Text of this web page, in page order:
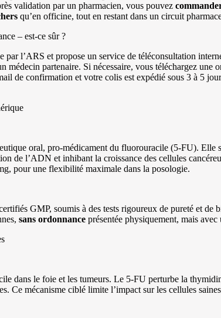
validation par un pharmacien, vous pouvez
qu’en officine, tout en restant dans un circuit
– est-ce sûr ?
par l’ARS et propose un service de téléconsultation
partenaire. Si nécessaire, vous téléchargez une
de confirmation et votre colis est expédié sous 3 à 5
oral, pro-médicament du fluorouracile (5-FU). Elle
de l’ADN et inhibant la croissance des cellules
pour une flexibilité maximale dans la posologie.
GMP, soumis à des tests rigoureux de pureté et de
sans ordonnanceprésentée physiquement, mais
dans le foie et les tumeurs. Le 5-FU perturbe la
Ce mécanisme ciblé limite l’impact sur les cellules